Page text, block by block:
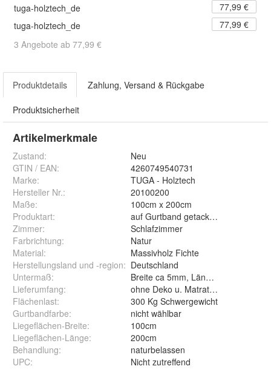
tuga-holztech_de
77,99 €
tuga-holztech_de
77,99 €
3 Angebote ab 77,99 €
Produktdetails Zahlung, Versand & Rückgabe
Produktsicherheit
Artikelmerkmale
Zustand:
Neu
GTIN / EAN:
4260749540731
Marke:
TUGA - Holztech
Hersteller Nr.:
20100200
Maße:
100cm x 200cm
Produktart:
auf Gurtband getackert
Zimmer:
Schlafzimmer
Farbrichtung:
Natur
Material:
Massivholz Fichte
Herstellungsland und -region: Deutschland
Untermaß:
Breite ca 5mm, Länge ca 5cm
Lieferumfang:
ohne Deko u. Matratze
Flächenlast:
300 Kg Schwergewicht
Gurtbandfarbe:
nicht wählbar
Liegeflächen-Breite:
100cm
Liegeflächen-Länge:
200cm
Behandlung:
naturbelassen
UPC: Nicht zutreffend